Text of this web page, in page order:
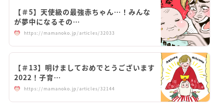
【＃5】天使級の最強赤ちゃん…！みんな
が夢中になるその…
https://mamanoko.jp/articles/32033
【＃13】明けましておめでとうございます
2022！子育…
https://mamanoko.jp/articles/32144